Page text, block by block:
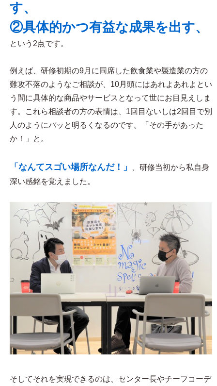
す、
②具体的かつ有益な成果を出す、
という2点です。
例えば、研修初期の9月に同席した飲食業や製造業の方の
難攻不落のようなご相談が、10月頭にはあれよあれよとい
う間に具体的な商品やサービスとなって世にお目見えしま
す。これら相談者の方の表情は、1回目ないしは2回目で別
人のようにパッと明るくなるのです。「その手があった
か！」と。
「なんてスゴい場所なんだ！」
、研修当初から私自身
深い感銘を覚えました。
そしてそれを実現できるのは、センター長やチーフコーデ